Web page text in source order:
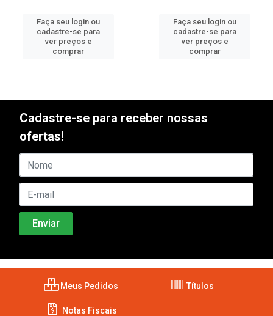
Faça seu login ou
cadastre-se para
ver preços e
comprar
Faça seu login ou
cadastre-se para
ver preços e
comprar
Cadastre-se para receber nossas
ofertas!
Meus Pedidos Títulos
Notas Fiscais